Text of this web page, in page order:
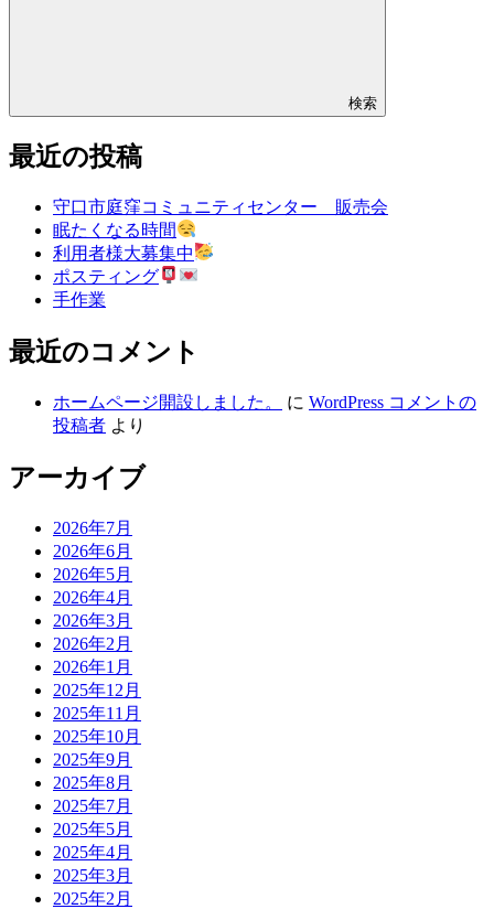
検索
最近の投稿
守口市庭窪コミュニティセンター 販売会
眠たくなる時間
利用者様大募集中
ポスティング
手作業
最近のコメント
ホームページ開設しました。 に WordPress コメントの
投稿者 より
アーカイブ
2026年7月
2026年6月
2026年5月
2026年4月
2026年3月
2026年2月
2026年1月
2025年12月
2025年11月
2025年10月
2025年9月
2025年8月
2025年7月
2025年5月
2025年4月
2025年3月
2025年2月